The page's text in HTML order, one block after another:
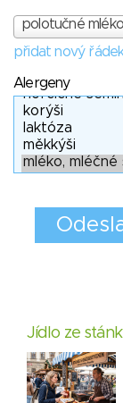
polotučné mléko
přidat nový
Alergeny
Jídlo ze